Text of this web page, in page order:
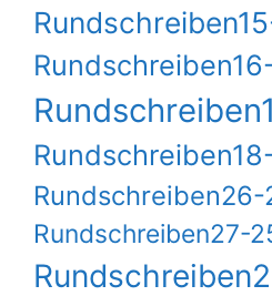
Rundschreiben26-
Rundschreiben27-